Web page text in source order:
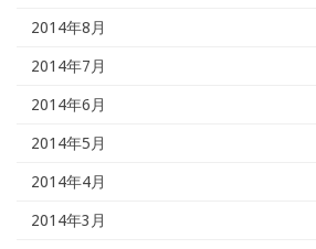
2014年8月
2014年7月
2014年6月
2014年5月
2014年4月
2014年3月